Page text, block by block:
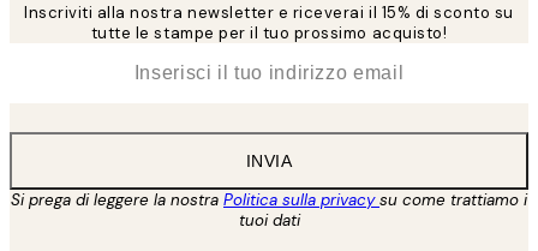
Inscriviti alla nostra newsletter e riceverai il 15% di sconto su
tutte le stampe per il tuo prossimo acquisto!
INVIA
Si prega di leggere la nostra Politica sulla privacysu come trattiamo i
tuoi dati